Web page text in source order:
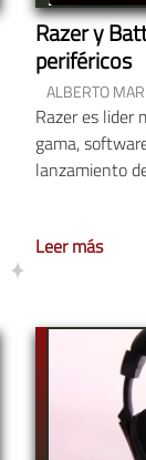
Razer y
periféricos
ALBERTO
Razer es lider
gama,
lanzamiento
Leer más